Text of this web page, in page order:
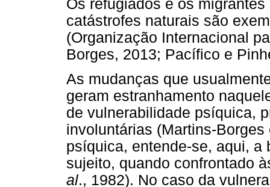
Os refugiados e os
catástrofes naturais são
(Organização Internacional
Borges, 2013; Pacífico e
As mudanças que
geram estranhamento
de vulnerabilidade psíquica,
involuntárias (Martins-
psíquica, entende-se, aqui,
sujeito, quando confrontado
al., 1982). No caso da